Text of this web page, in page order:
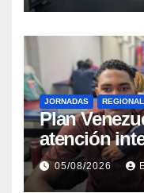
JORNADAS
​Plan
atención
evaluación
Aragua
05/08/2026